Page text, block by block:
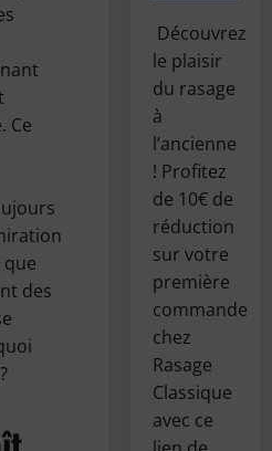
Ce
que
des
Découvrez
le plaisir
du rasage
à
l’ancienne
! Profitez
de 10€ de
réduction
sur votre
première
commande
chez
Rasage
Classique
avec ce